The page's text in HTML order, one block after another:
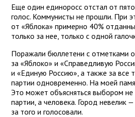
Еще один единоросс отстал от
голос. Коммунисты не прошли. При
от «Яблока» примерно 40%
только за нее, только с одной
Поражали бюллетени с отметками
за «Яблоко» и «Справедливую
и «Единую Россию», а также за все
партии одновременно. На моей
Это может объясняться выбором не
партии, а человека. Город невелик —
за того и голосовали.